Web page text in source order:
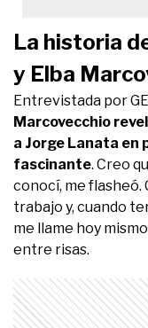
La historia
y Elba
Entrevistada por
Marcovecchio
a Jorge Lanata en
fascinante. Creo
conocí, me flasheó.
trabajo y, cuando
me llame hoy
entre risas.